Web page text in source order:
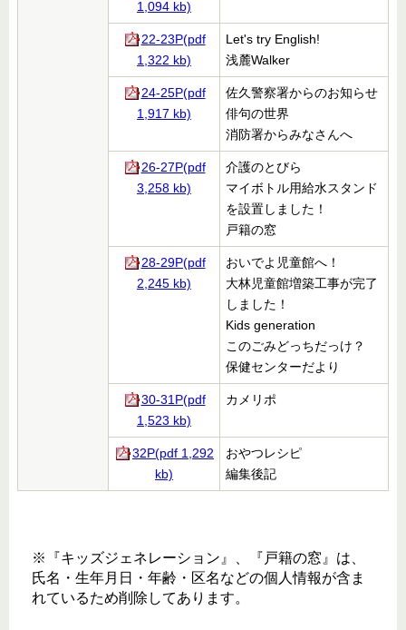
1,094 kb)
22-23P(pdf
1,322 kb)
Let's try English!
浅麓Walker
24-25P(pdf
1,917 kb)
佐久警察署からのお知らせ
俳句の世界
消防署からみなさんへ
26-27P(pdf
3,258 kb)
介護のとびら
マイボトル用給水スタンド
を設置しました！
戸籍の窓
28-29P(pdf
2,245 kb)
おいでよ児童館へ！
大林児童館増築工事が完了
しました！
Kids generation
このごみどっちだっけ？
保健センターだより
30-31P(pdf
1,523 kb)
カメリポ
32P(pdf 1,292
kb)
おやつレシピ
編集後記
※『キッズジェネレーション』、『戸籍の窓』は、
氏名・生年月日・年齢・区名などの個人情報が含ま
れているため削除してあります。